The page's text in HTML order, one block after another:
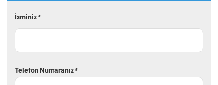
İsminiz*
Telefon Numaranız*